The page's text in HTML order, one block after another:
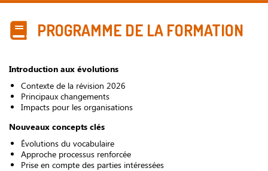
PROGRAMME DE LA FORMATION
Introduction aux évolutions
Contexte de la révision 2026
Principaux changements
Impacts pour les organisations
Nouveaux concepts clés
Évolutions du vocabulaire
Approche processus renforcée
Prise en compte des parties intéressées